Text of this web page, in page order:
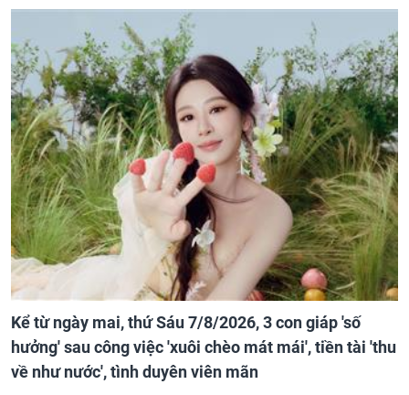
Kể từ ngày mai, thứ Sáu 7/8/2026, 3 con giáp 'số
hưởng' sau công việc 'xuôi chèo mát mái', tiền tài 'thu
về như nước', tình duyên viên mãn